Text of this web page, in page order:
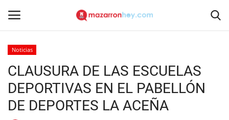
Inicio
Noticias
CLAUSURA DE LAS ESCUELAS
DEPORTIVAS EN EL PABELLÓN
DE DEPORTES LA ACEÑA